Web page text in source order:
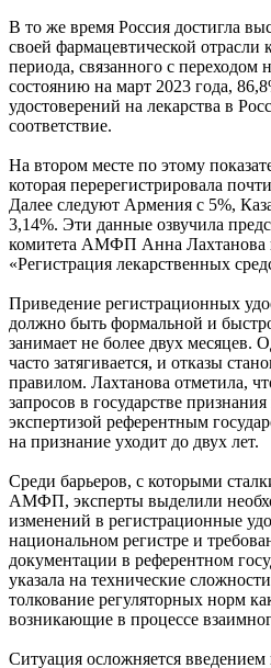
В то же время Россия достигла
своей фармацевтической отрасли
периода, связанного с
состоянию на март 2023 года,
удостоверений на лекарства в
соответствие.
На втором месте по этому
которая перерегистрировала
Далее следуют Армения с 5%,
3,14%. Эти данные озвучила
комитета АМФП Анна Лахтанова
«Регистрация лекарственных
Приведение регистрационных
должно быть формальной и
занимает не более двух месяцев.
часто затягивается, и отказы
правилом. Лахтанова отметила,
запросов в государстве
экспертизой референтным
на признание уходит до двух лет.
Среди барьеров, с которыми
АМФП, эксперты выделили
изменений в регистрационные
национальном регистре и
документации в референтном
указала на технические
толкование регуляторных норм
возникающие в процессе
Ситуация осложняется